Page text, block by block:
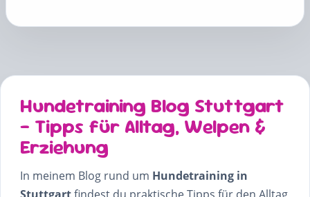
Hundetraining Blog Stuttgart
– Tipps für Alltag, Welpen &
Erziehung
In meinem Blog rund um Hundetraining in